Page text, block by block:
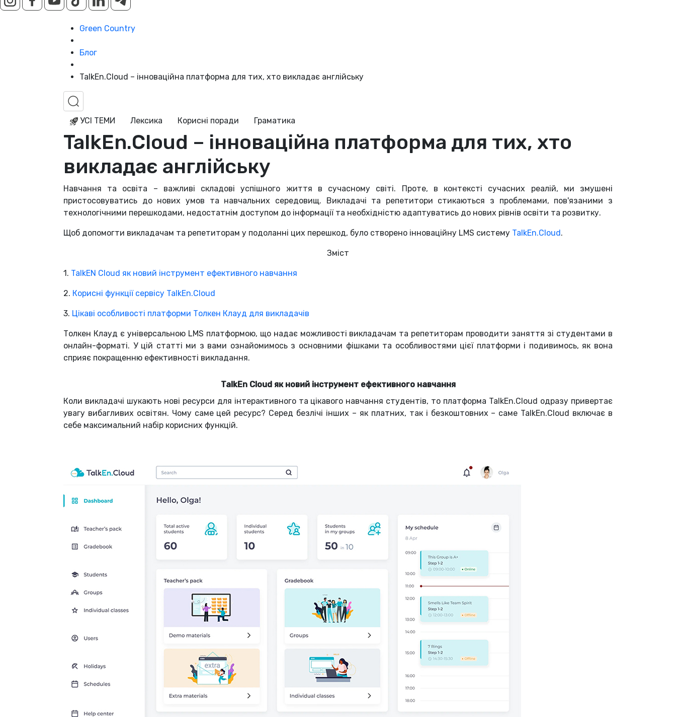
Green Country
Блог
TalkEn.Cloud – інноваційна платформа для тих, хто викладає англійську
УСІ ТЕМИ Лексика Корисні поради Граматика
TalkEn.Cloud – інноваційна платформа для тих, хто
викладає англійську
Навчання та освіта – важливі складові успішного життя в сучасному світі. Проте, в контексті сучасних реалій, ми змушені
пристосовуватись до нових умов та навчальних середовищ. Викладачі та репетитори стикаються з проблемами, пов'язаними з
технологічними перешкодами, недостатнім доступом до інформації та необхідністю адаптуватись до нових рівнів освіти та розвитку.
Щоб допомогти викладачам та репетиторам у подоланні цих перешкод, було створено інноваційну LMS систему TalkEn.Cloud .
Зміст
1. TalkEN Cloud як новий інструмент ефективного навчання
2. Корисні функції сервісу TalkEn.Cloud
3. Цікаві особливості платформи Толкен Клауд для викладачів
Толкен Клауд є універсальною LMS платформою, що надає можливості викладачам та репетиторам проводити заняття зі студентами в
онлайн-форматі. У цій статті ми з вами ознайомимось з основними фішками та особливостями цієї платформи і подивимось, як вона
сприяє покращенню ефективності викладання.
TalkEn Cloud як новий інструмент ефективного навчання
Коли викладачі шукають нові ресурси для інтерактивного та цікавого навчання студентів, то платформа TalkEn.Cloud одразу привертає
увагу вибагливих освітян. Чому саме цей ресурс? Серед безлічі інших – як платних, так і безкоштовних – саме TalkEn.Cloud включає в
себе максимальний набір корисних функцій.